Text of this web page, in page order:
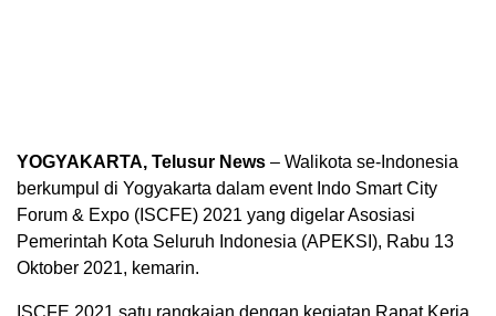
YOGYAKARTA, Telusur News – Walikota se-Indonesia
berkumpul di Yogyakarta dalam event Indo Smart City
Forum & Expo (ISCFE) 2021 yang digelar Asosiasi
Pemerintah Kota Seluruh Indonesia (APEKSI), Rabu 13
Oktober 2021, kemarin.
ISCFE 2021 satu rangkaian dengan kegiatan Rapat Kerja